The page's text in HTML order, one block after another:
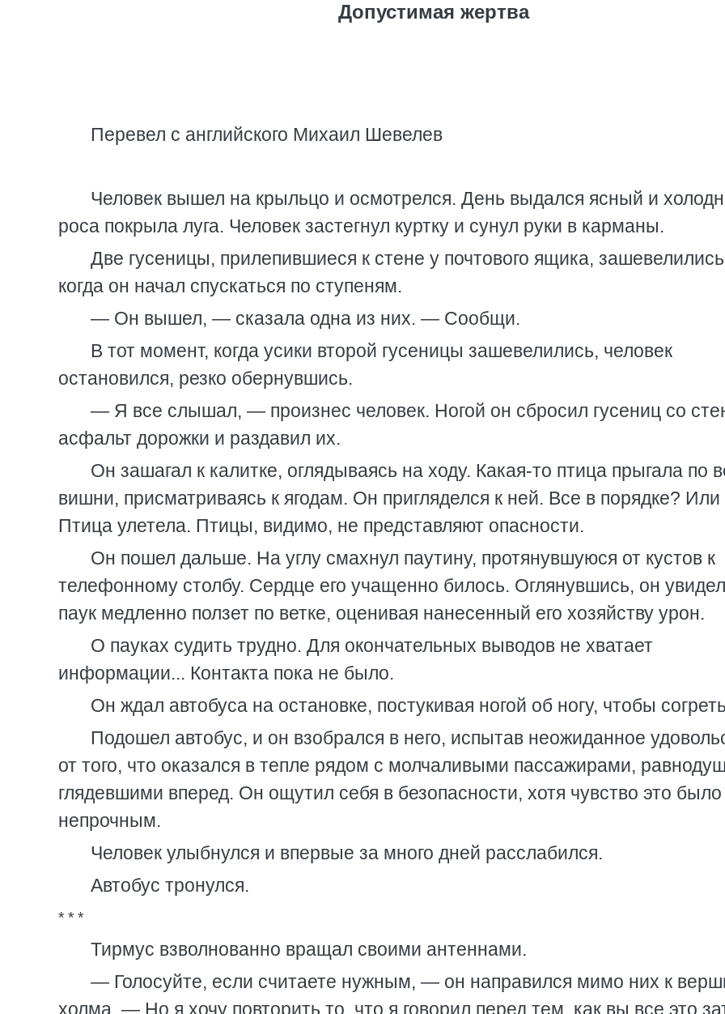
Допустимая жертва
Перевел с английского Михаил Шевелев
Человек вышел на крыльцо и осмотрелся. День выдался ясный и
роса покрыла луга. Человек застегнул куртку и сунул руки в карманы.
Две гусеницы, прилепившиеся к стене у почтового ящика,
когда он начал спускаться по ступеням.
— Он вышел, — сказала одна из них. — Сообщи.
В тот момент, когда усики второй гусеницы зашевелились, человек
остановился, резко обернувшись.
— Я все слышал, — произнес человек. Ногой он сбросил гусениц со
асфальт дорожки и раздавил их.
Он зашагал к калитке, оглядываясь на ходу. Какая-то птица прыгала по
вишни, присматриваясь к ягодам. Он пригляделся к ней. Все в порядке?
Птица улетела. Птицы, видимо, не представляют опасности.
Он пошел дальше. На углу смахнул паутину, протянувшуюся от кустов к
телефонному столбу. Сердце его учащенно билось. Оглянувшись, он
паук медленно ползет по ветке, оценивая нанесенный его хозяйству урон.
О пауках судить трудно. Для окончательных выводов не хватает
информации... Контакта пока не было.
Он ждал автобуса на остановке, постукивая ногой об ногу, чтобы
Подошел автобус, и он взобрался в него, испытав неожиданное
от того, что оказался в тепле рядом с молчаливыми пассажирами,
глядевшими вперед. Он ощутил себя в безопасности, хотя чувство это было
непрочным.
Человек улыбнулся и впервые за много дней расслабился.
Автобус тронулся.
* * *
Тирмус взволнованно вращал своими антеннами.
— Голосуйте, если считаете нужным, — он направился мимо них к
холма. — Но я хочу повторить то, что я говорил перед тем, как вы все это